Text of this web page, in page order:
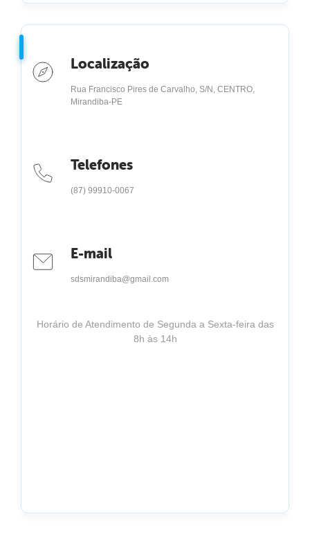
Localização
Rua Francisco Pires de Carvalho, S/N, CENTRO,
Mirandiba-PE
Telefones
(87) 99910-0067
E-mail
sdsmirandiba@gmail.com
Horário de Atendimento de Segunda a Sexta-feira das
8h às 14h